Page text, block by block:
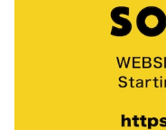
Photographic works
Digital Artworks
Maywa Denki/明和電機
Sun Yibing/孫一氷